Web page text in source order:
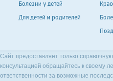
Болезни у детей
Для детей и родителей
Сайт предоставляет только
консультацией обращайтесь к своему
ответственности за возможные